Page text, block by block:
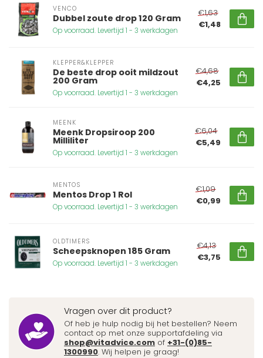
VENCO
Dubbel zoute drop 120 Gram
Op voorraad. Levertijd 1 - 3 werkdagen
€1,63
€1,48
KLEPPER&KLEPPER
De beste drop ooit mildzout
200 Gram
Op voorraad. Levertijd 1 - 3 werkdagen
€4,68
€4,25
MEENK
Meenk Dropsiroop 200
Milliliter
Op voorraad. Levertijd 1 - 3 werkdagen
€6,04
€5,49
MENTOS
Mentos Drop 1 Rol
Op voorraad. Levertijd 1 - 3 werkdagen
€1,09
€0,99
OLDTIMERS
Scheepsknopen 185 Gram
Op voorraad. Levertijd 1 - 3 werkdagen
€4,13
€3,75
Vragen over dit product?
Of heb je hulp nodig bij het bestellen? Neem
contact op met onze supportafdeling via
shop@vitadvice.com of +31-(0)85-
1300990. Wij helpen je graag!